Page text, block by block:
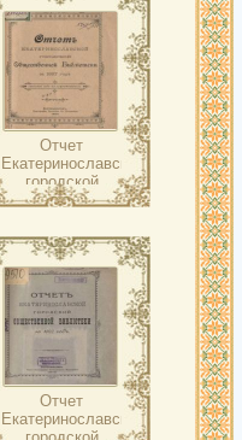
Отчет
Екатеринославской
городской
общественной
Отчет
Екатеринославской